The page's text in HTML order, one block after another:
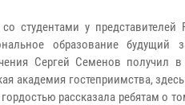
студентами у представителей
образование будущий
Сергей Семенов получил в
академия гостеприимства,
рассказала ребятам о